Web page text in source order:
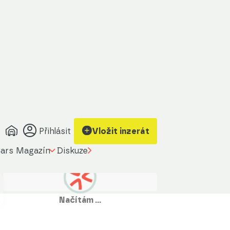
Přihlásit Vložit inzerát
Magazín Diskuze
Načítám …